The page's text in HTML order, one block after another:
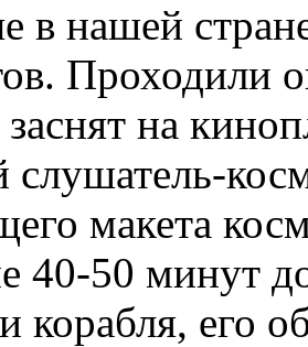
в нашей
Проходили
на
макета
40-50 минут
корабля, его